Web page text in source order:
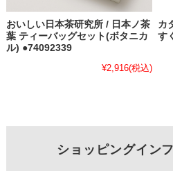
おいしい日本茶研究所 / 日本ノ茶
葉 ティーバッグセット(ボタニカ
ル) ●74092339
¥2,916(税込)
カ
す
ショッピングイン